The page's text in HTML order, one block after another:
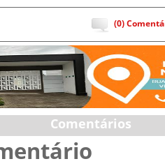
(0)
Comentários